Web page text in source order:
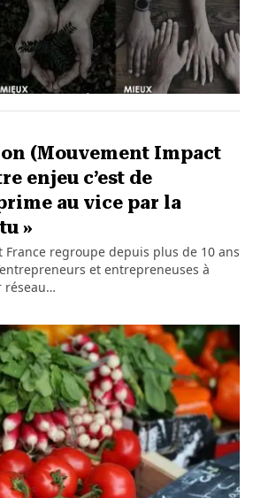
(Mouvement Impact
enjeu c’est de
au vice par la
»
France regroupe depuis plus de 10 ans
et entrepreneuses à
réseau…